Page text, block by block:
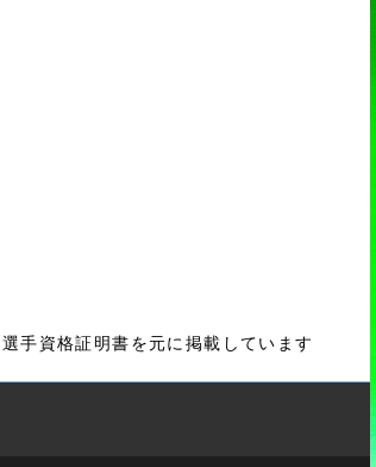
手資格証明書を元に掲載しています